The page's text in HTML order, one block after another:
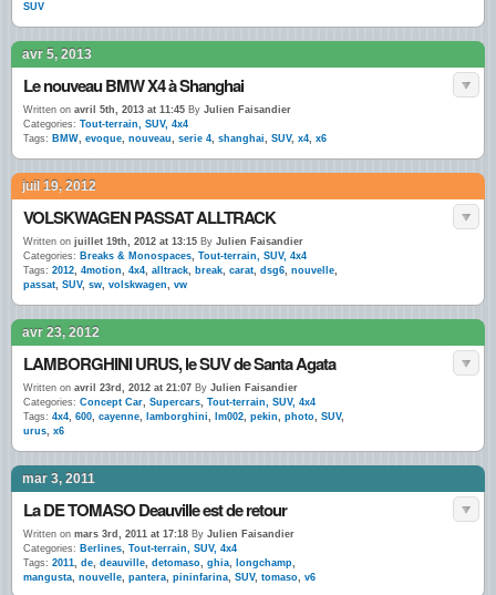
SUV
avr 5, 2013
Le nouveau BMW X4 à Shanghai
Written on avril 5th, 2013 at 11:45 By Julien Faisandier
Categories: Tout-terrain, SUV, 4x4
Tags: BMW, evoque, nouveau, serie 4, shanghai, SUV, x4, x6
juil 19, 2012
VOLSKWAGEN PASSAT ALLTRACK
Written on juillet 19th, 2012 at 13:15 By Julien Faisandier
Categories: Breaks & Monospaces, Tout-terrain, SUV, 4x4
Tags: 2012, 4motion, 4x4, alltrack, break, carat, dsg6, nouvelle,
passat, SUV, sw, volskwagen, vw
avr 23, 2012
LAMBORGHINI URUS, le SUV de Santa Agata
Written on avril 23rd, 2012 at 21:07 By Julien Faisandier
Categories: Concept Car, Supercars, Tout-terrain, SUV, 4x4
Tags: 4x4, 600, cayenne, lamborghini, lm002, pekin, photo, SUV,
urus, x6
mar 3, 2011
La DE TOMASO Deauville est de retour
Written on mars 3rd, 2011 at 17:18 By Julien Faisandier
Categories: Berlines, Tout-terrain, SUV, 4x4
Tags: 2011, de, deauville, detomaso, ghia, longchamp,
mangusta, nouvelle, pantera, pininfarina, SUV, tomaso, v6